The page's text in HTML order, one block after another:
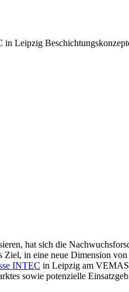
Leipzig
hat sich die
Ziel, in eine neue Dimension
INTEC in Leipzig am
sowie potenzielle